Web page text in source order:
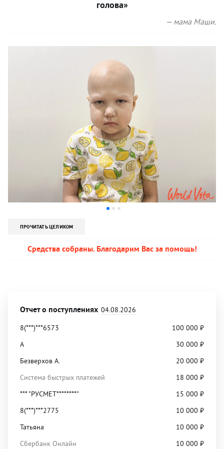
голова»
— мама Маши.
ПРОЧИТАТЬ ЦЕЛИКОМ
Средства собраны. Благодарим Вас за помощь!
Отчет о поступлениях 04.08.2026
8(***)***6573
100 000 ₽
А
30 000 ₽
Безверхов А.
20 000 ₽
Система быстрых платежей
18 000 ₽
*** "РУСМЕТ********"
15 000 ₽
8(***)***2775
10 000 ₽
Татьяна
10 000 ₽
Сбербанк Онлайн
10 000 ₽